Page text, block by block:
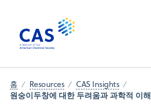
홈 Resources CAS Insights
원숭이두창에 대한 두려움과 과학적 이해